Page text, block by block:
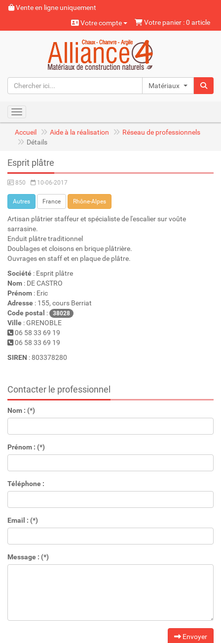
Vente en ligne uniquement
Votre compte
Votre panier : 0 article
Matériaux naturels
Toggle navigation
Accueil Aide à la réalisation
Réseau de professionnels
Détails
Esprit plâtre
850 10-06-2017
Autres France Rhône-Alpes
Artisan plâtrier staffeur et spécialiste de l'escalier sur voûte
sarrasine.
Enduit plâtre traditionnel
Doublages et cloisons en brique plâtrière.
Ouvrages en staff et en plaque de plâtre.
Société : Esprit plâtre
Nom : DE CASTRO
Prénom : Eric
Adresse : 155, cours Berriat
Code postal : 38028
Ville : GRENOBLE
06 58 33 69 19
06 58 33 69 19
SIREN : 803378280
Contacter le professionnel
Nom : (*)
Prénom : (*)
Téléphone :
Email : (*)
Message : (*)
Envoyer